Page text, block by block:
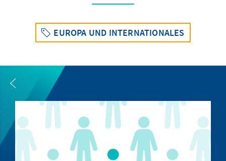
EUROPA UND INTERNATIONALES